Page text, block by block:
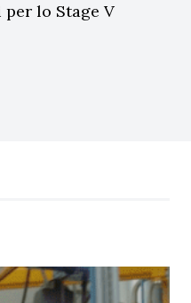
lo Stage V